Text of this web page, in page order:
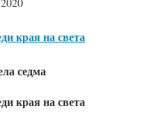
края на света
седма
края на света